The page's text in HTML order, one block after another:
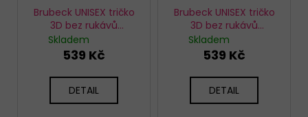
Brubeck UNISEX tričko
3D bez rukávů
Multifunctional černé
Skladem
539 Kč
DETAIL
Brubeck UNISEX tričko
3D bez rukávů
Multifunctional bílé
Skladem
539 Kč
DETAIL